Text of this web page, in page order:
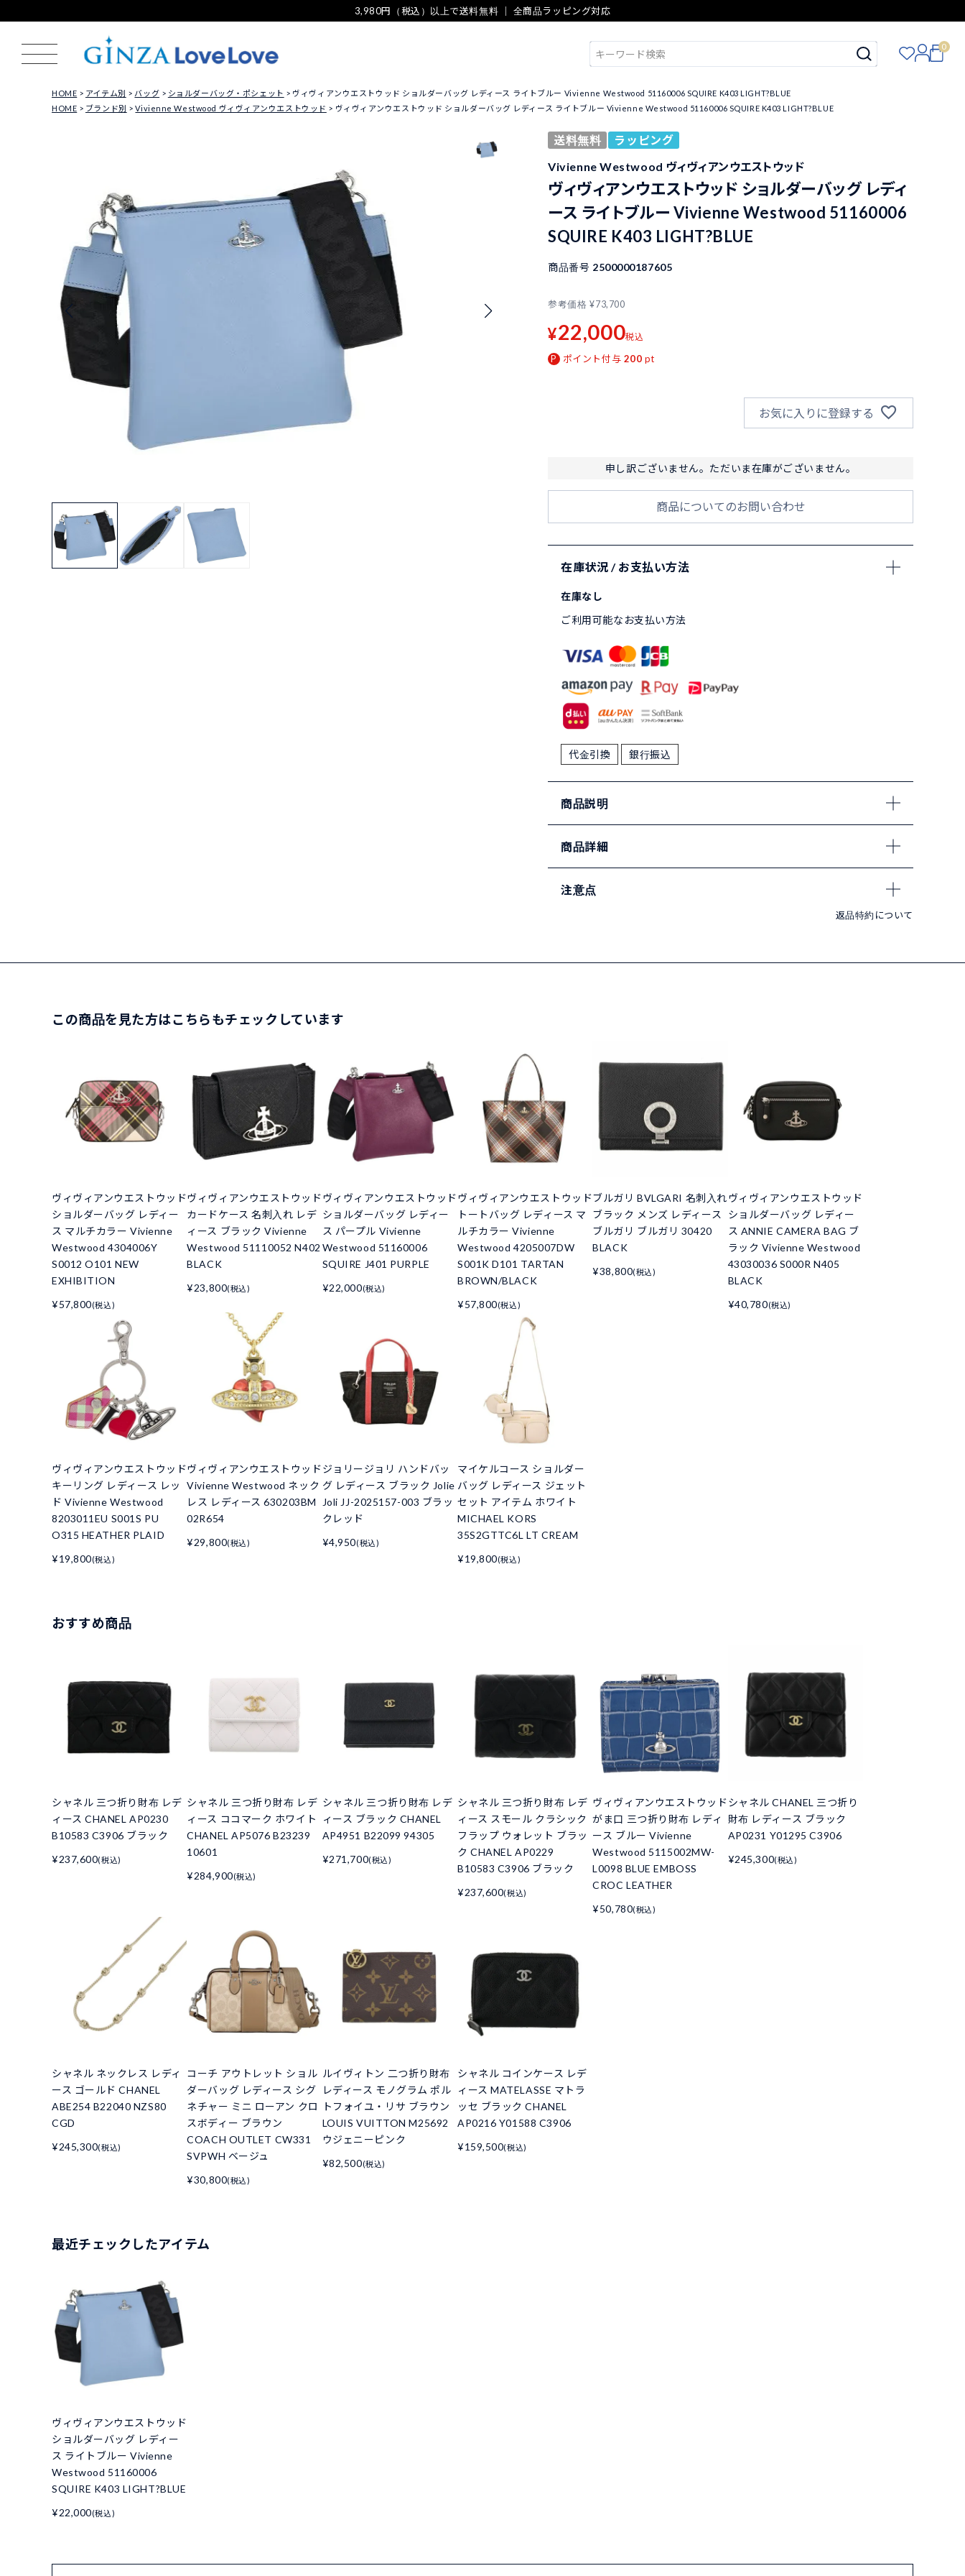
3,980円（税込）以上で送料無料 ｜ 全商品ラッピング対応
0
HOME アイテム別 バッグ ショルダーバッグ・ポシェット
ヴィヴィアンウエストウッド ショルダーバッグ レディース ライトブルー Vivienne Westwood 51160006 SQUIRE K403 LIGHT?BLUE
HOME
ブランド別 Vivienne Westwood ヴィヴィアンウエストウッド ヴィヴィアンウエストウッド ショルダーバッグ レディース ライトブルー Vivienne Westwood 51160006 SQUIRE K403 LIGHT?BLUE
送料無料
ラッピング
Vivienne Westwood ヴィヴィアンウエストウッド
ヴィヴィアンウエストウッド ショルダーバッグ レディ
ース ライトブルー Vivienne Westwood 51160006
SQUIRE K403 LIGHT?BLUE
商品番号 2500000187605
参考価格 ¥73,700
¥22,000税込
ポイント付与 200 pt
お気に入りに登録する
申し訳ございません。ただいま在庫がございません。
商品についてのお問い合わせ
在庫状況 / お支払い方法
在庫なし
ご利用可能なお支払い方法
代金引換 銀行振込
商品説明
商品詳細
注意点
返品特約について
この商品を見た方はこちらもチェックしています
ヴィヴィアンウエストウッド
ショルダーバッグ レディー
ス マルチカラー Vivienne
Westwood 4304006Y
S0012 O101 NEW
EXHIBITION
¥57,800(税込)
ヴィヴィアンウエストウッド
カードケース 名刺入れ レデ
ィース ブラック Vivienne
Westwood 51110052 N402
BLACK
¥23,800(税込)
ヴィヴィアンウエストウッド
ショルダーバッグ レディー
ス パープル Vivienne
Westwood 51160006
SQUIRE J401 PURPLE
¥22,000(税込)
ヴィヴィアンウエストウッド
トートバッグ レディース マ
ルチカラー Vivienne
Westwood 4205007DW
S001K D101 TARTAN
BROWN/BLACK
¥57,800(税込)
ブルガリ BVLGARI 名刺入れ
ブラック メンズ レディース
ブルガリ ブルガリ 30420
BLACK
¥38,800(税込)
ヴィヴィアンウエストウッド
ショルダーバッグ レディー
ス ANNIE CAMERA BAG ブ
ラック Vivienne Westwood
43030036 S000R N405
BLACK
¥40,780(税込)
ヴィヴィアンウエストウッド
キーリング レディース レッ
ド Vivienne Westwood
8203011EU S001S PU
O315 HEATHER PLAID
¥19,800(税込)
ヴィヴィアンウエストウッド
Vivienne Westwood ネック
レス レディース 630203BM
02R654
¥29,800(税込)
ジョリージョリ ハンドバッ
グ レディース ブラック Jolie
Joli JJ-2025157-003 ブラッ
クレッド
¥4,950(税込)
マイケルコース ショルダー
バッグ レディース ジェット
セット アイテム ホワイト
MICHAEL KORS
35S2GTTC6L LT CREAM
¥19,800(税込)
おすすめ商品
シャネル 三つ折り財布 レデ
ィース CHANEL AP0230
B10583 C3906 ブラック
¥237,600(税込)
シャネル 三つ折り財布 レデ
ィース ココマーク ホワイト
CHANEL AP5076 B23239
10601
¥284,900(税込)
シャネル 三つ折り財布 レデ
ィース ブラック CHANEL
AP4951 B22099 94305
¥271,700(税込)
シャネル 三つ折り財布 レデ
ィース スモール クラシック
フラップ ウォレット ブラッ
ク CHANEL AP0229
B10583 C3906 ブラック
¥237,600(税込)
ヴィヴィアンウエストウッド
がま口 三つ折り財布 レディ
ース ブルー Vivienne
Westwood 5115002MW-
L0098 BLUE EMBOSS
CROC LEATHER
¥50,780(税込)
シャネル CHANEL 三つ折り
財布 レディース ブラック
AP0231 Y01295 C3906
¥245,300(税込)
シャネル ネックレス レディ
ース ゴールド CHANEL
ABE254 B22040 NZS80
CGD
¥245,300(税込)
コーチ アウトレット ショル
ダーバッグ レディース シグ
ネチャー ミニ ローアン クロ
スボディー ブラウン
COACH OUTLET CW331
SVPWH ベージュ
¥30,800(税込)
ルイヴィトン 二つ折り財布
レディース モノグラム ポル
トフォイユ・リサ ブラウン
LOUIS VUITTON M25692
ウジェニーピンク
¥82,500(税込)
シャネル コインケース レデ
ィース MATELASSE マトラ
ッセ ブラック CHANEL
AP0216 Y01588 C3906
¥159,500(税込)
最近チェックしたアイテム
ヴィヴィアンウエストウッド
ショルダーバッグ レディー
ス ライトブルー Vivienne
Westwood 51160006
SQUIRE K403 LIGHT?BLUE
¥22,000(税込)